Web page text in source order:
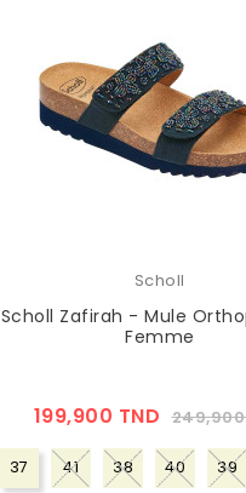
Scholl
Scholl Zafirah - Mule
Femme
199,900 TND Prix
Public
249,900
37 41 38 40 39